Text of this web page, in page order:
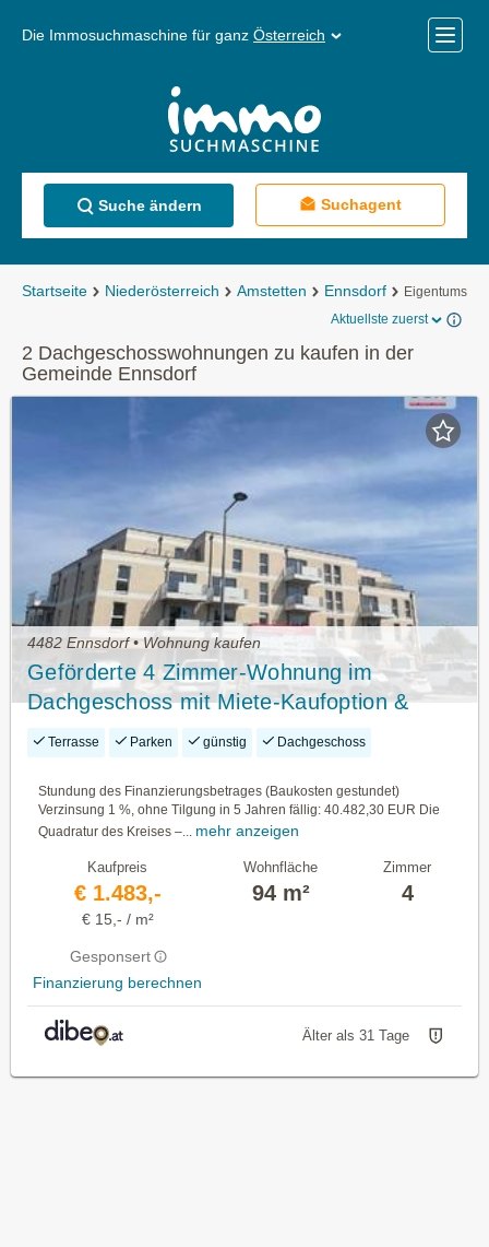
Die Immosuchmaschine für ganz Österreich
Menü
Suche ändern Suchagent
Startseite Niederösterreich Amstetten Ennsdorf
Aktuellste zuerst
2 Dachgeschosswohnungen zu kaufen in der
Gemeinde Ennsdorf
4482 Ennsdorf • Wohnung kaufen
Geförderte 4 Zimmer-Wohnung im
Dachgeschoss mit Miete-Kaufoption &
Stundungsvariante
Terrasse Parken günstig Dachgeschoss
Stundung des Finanzierungsbetrages (Baukosten gestundet)
Verzinsung 1 %, ohne Tilgung in 5 Jahren fällig: 40.482,30 EUR Die
Quadratur des Kreises –...
mehr anzeigen
Kaufpreis
€ 1.483,-
€ 15,- / m²
Gesponsert
Finanzierung berechnen
Wohnfläche
94 m²
Zimmer
4
Älter als 31 Tage